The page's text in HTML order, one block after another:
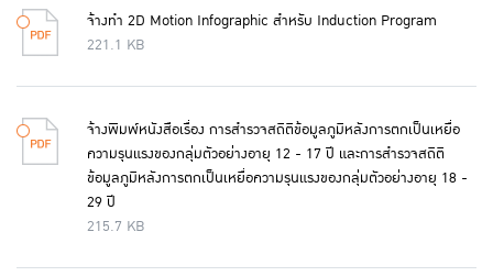
จ้างทำ 2D Motion Infographic สำหรับ Induction Program
221.1 KB
จ้างพิมพ์หนังสือเรื่อง การสำรวจสถิติข้อมูลภูมิหลังการตกเป็นเหยื่อ
ความรุนแรงของกลุ่มตัวอย่างอายุ 12 - 17 ปี และการสำรวจสถิติ
ข้อมูลภูมิหลังการตกเป็นเหยื่อความรุนแรงของกลุ่มตัวอย่างอายุ 18 -
29 ปี
215.7 KB